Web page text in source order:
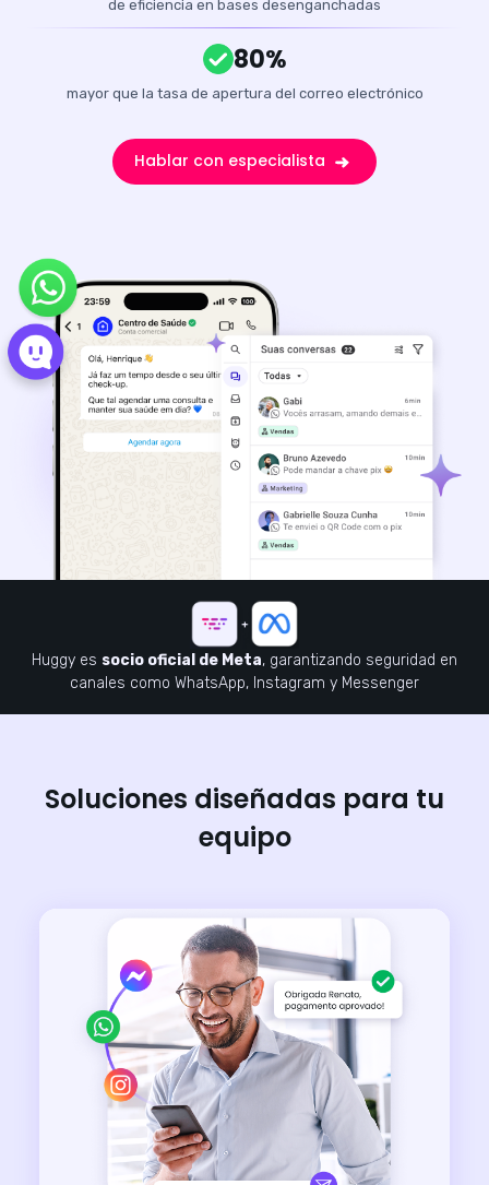
de eficiencia en bases desenganchadas
80%
mayor que la tasa de apertura del correo electrónico
Hablar con especialista
Huggy es socio oficial de Meta, garantizando seguridad en
canales como WhatsApp, Instagram y Messenger
Soluciones diseñadas para tu
equipo